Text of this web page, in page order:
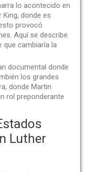
lo acontecido en
King, donde es
provocó
Aquí se describe
que cambiaría la
documental donde
los grandes
donde Martin
rol preponderante
Luther